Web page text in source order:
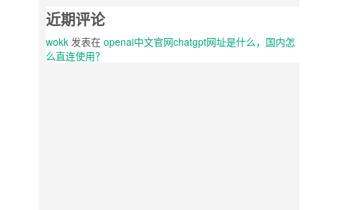
近期评论
wokk 发表在 openai中文官网chatgpt网址是什么，国内怎
么直连使用？